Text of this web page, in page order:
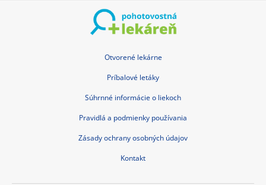
Otvorené lekárne
Príbalové letáky
Súhrnné informácie o liekoch
Pravidlá a podmienky používania
Zásady ochrany osobných údajov
Kontakt